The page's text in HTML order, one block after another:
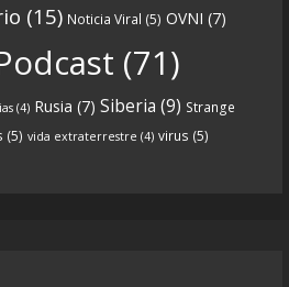
investigación en los orígenes
la madre de todas las
(15) Noticia Viral (5) OVNI (7)
(71)
(4) Rusia (7) Siberia (9) Strange
(5) vida extraterrestre (4) virus (5)